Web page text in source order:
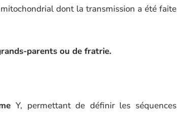
dont la transmission a été faite
parents ou de fratrie.
Y, permettant de définir les séquences